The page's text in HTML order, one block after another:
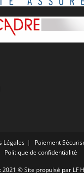
Légales
Paiement
Politique de confidentialité
2021 © Site propulsé par LF